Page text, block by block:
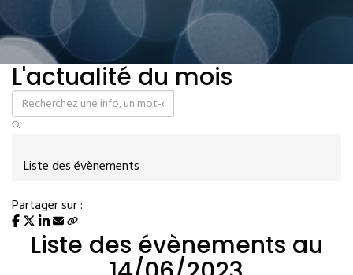
L'actualité du mois
Liste des évènements
Partager sur :
Liste des évènements au